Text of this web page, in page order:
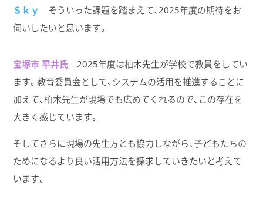
Ｓｋｙ
そういった課題を踏まえて、2025年度の期待をお
伺いしたいと思います。
宝塚市 平井氏 2025年度は柏木先生が学校で教員をしてい
ます。教育委員会として、システムの活用を推進することに
加えて、柏木先生が現場でも広めてくれるので、この存在を
大きく感じています。
そしてさらに現場の先生方とも協力しながら、子どもたちの
ためになるより良い活用方法を探求していきたいと考えて
います。